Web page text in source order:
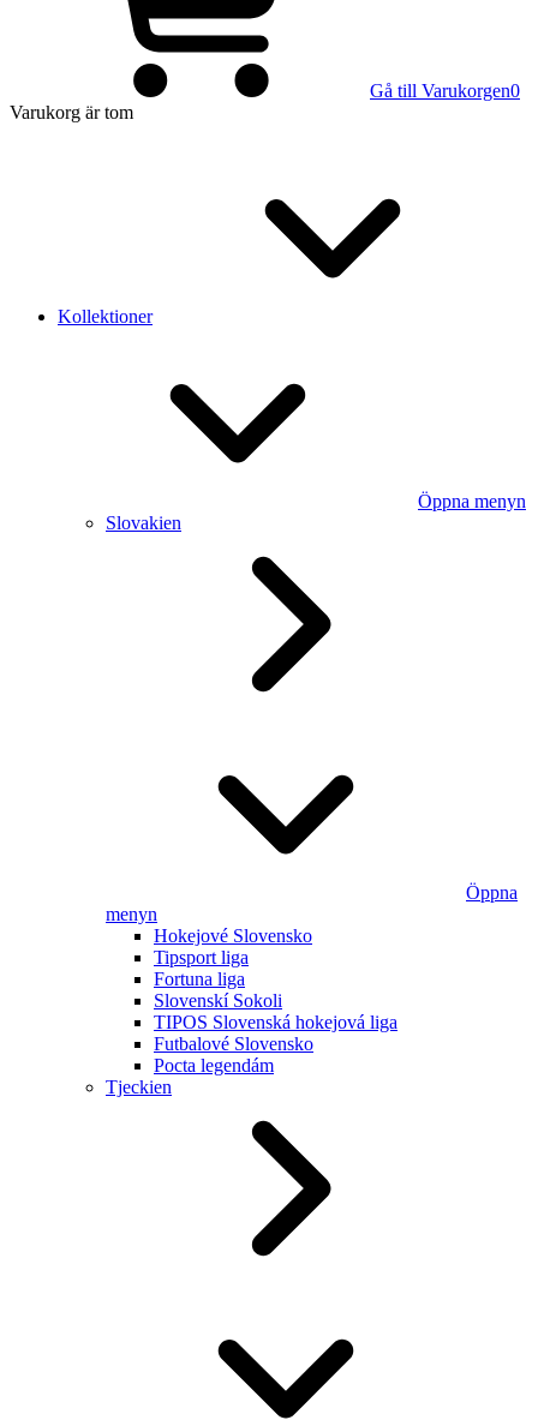
Gå till Varukorgen0
Varukorg är tom
Kollektioner
Öppna menyn
Slovakien
Öppna
menyn
Hokejové Slovensko
Tipsport liga
Fortuna liga
Slovenskí Sokoli
TIPOS Slovenská hokejová liga
Futbalové Slovensko
Pocta legendám
Tjeckien